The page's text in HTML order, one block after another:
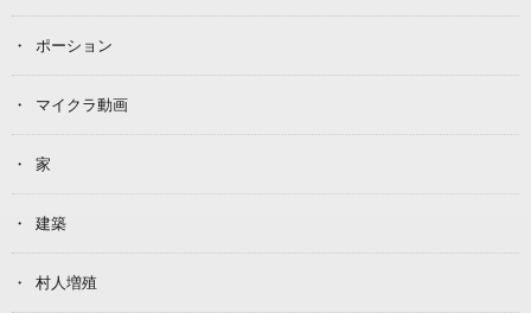
ポーション
マイクラ動画
家
建築
村人増殖